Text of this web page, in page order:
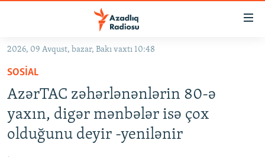
Əsas
qayıt
Əsas
qayıt
Axtarışa
GÜNDƏM
KORRUPSIOMETR
#ƏSLINDƏ
2026, 09 Avqust, bazar, Bakı vaxtı 10:48
SOSIAL
AzərTAC zəhərlənənlərin 80-ə
yaxın, digər mənbələr isə çox
olduğunu deyir -yenilənir